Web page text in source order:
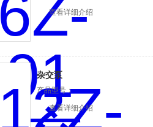
查看详细介绍
杂交泵
产品型号：
查看详细介绍